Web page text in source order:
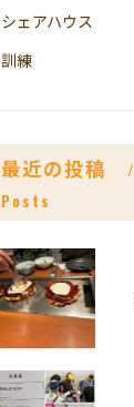
シェアハウス
訓練
最近の投稿
Posts